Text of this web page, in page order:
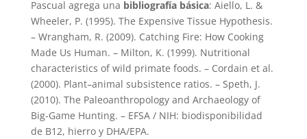
Pascual agrega una bibliografía básica: Aiello, L. &
Wheeler, P. (1995). The Expensive Tissue Hypothesis.
– Wrangham, R. (2009). Catching Fire: How Cooking
Made Us Human. – Milton, K. (1999). Nutritional
characteristics of wild primate foods. – Cordain et al.
(2000). Plant–animal subsistence ratios. – Speth, J.
(2010). The Paleoanthropology and Archaeology of
Big-Game Hunting. – EFSA / NIH: biodisponibilidad
de B12, hierro y DHA/EPA.